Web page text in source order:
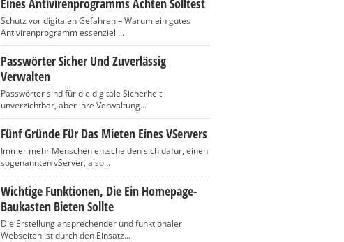
Eines Antivirenprogramms Achten Solltest
Schutz vor digitalen Gefahren – Warum ein gutes
Antivirenprogramm essenziell...
Passwörter Sicher Und Zuverlässig
Verwalten
Passwörter sind für die digitale Sicherheit
unverzichtbar, aber ihre Verwaltung...
Fünf Gründe Für Das Mieten Eines VServers
Immer mehr Menschen entscheiden sich dafür, einen
sogenannten vServer, also...
Wichtige Funktionen, Die Ein Homepage-
Baukasten Bieten Sollte
Die Erstellung ansprechender und funktionaler
Webseiten ist durch den Einsatz...